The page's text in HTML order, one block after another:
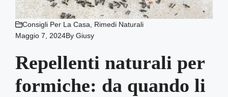
Consigli Per La Casa, Rimedi Naturali
Maggio 7, 2024ByGiusy
Repellenti naturali per
formiche: da quando li